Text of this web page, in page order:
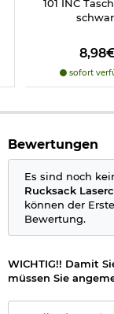
101 INC
sofort
Bewertungen
Es sind noch
Rucksack
können der
Bewertung.
WICHTIG!! Damit
müssen Sie